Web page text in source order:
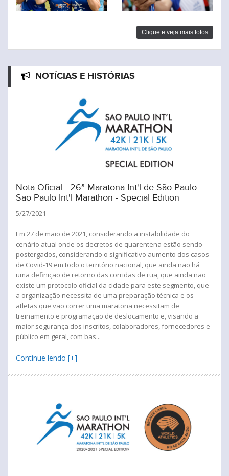
Clique e veja mais fotos
NOTÍCIAS E HISTÓRIAS
Nota Oficial - 26ª Maratona Int'l de São Paulo -
Sao Paulo Int'l Marathon - Special Edition
5/27/2021
Em 27 de maio de 2021, considerando a instabilidade do
cenário atual onde os decretos de quarentena estão sendo
postergados, considerando o significativo aumento dos casos
de Covid-19 em todo o território nacional, que ainda não há
uma definição de retorno das corridas de rua, que ainda não
existe um protocolo oficial da cidade para este segmento, que
a organização necessita de uma preparação técnica e os
atletas que vão correr uma maratona necessitam de
treinamento e programação de deslocamento e, visando a
maior segurança dos inscritos, colaboradores, fornecedores e
público em geral, com bas...
Continue lendo [+]